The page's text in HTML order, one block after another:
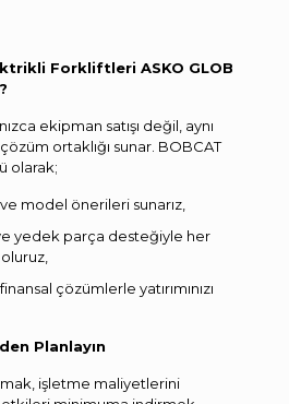
Forkliftleri ASKO GLOB
ekipman satışı değil, aynı
ortaklığı sunar. BOBCAT
olarak;
model önerileri sunarız,
yedek parça desteğiyle her
çözümlerle yatırımınızı
Planlayın
işletme maliyetlerini